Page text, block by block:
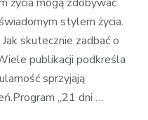
życia mogą zdobywać
stylem życia.
skutecznie zadbać o
publikacji podkreśla
sprzyjają
„21 dni …